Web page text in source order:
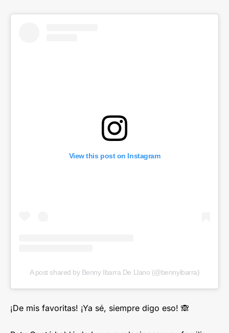
View this post on Instagram
A post shared by Benny Ibarra De Llano (@bennyibarra)
¡De mis favoritas! ¡Ya sé, siempre digo eso! 🙈